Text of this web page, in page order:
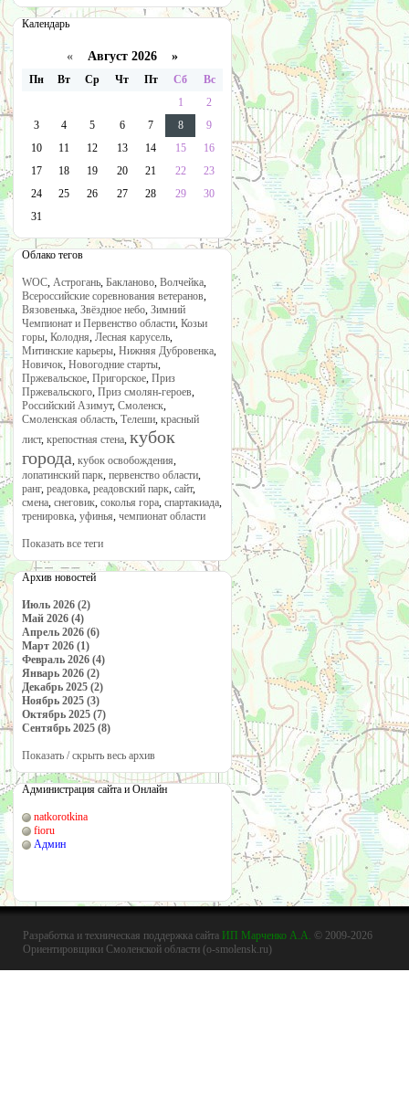
Календарь
« Август 2026 »
Пн Вт Ср Чт Пт Сб
Вс
1
2
3
4 5 6 7 8
9
10
11 12 13 14 15
16
17
18 19 20 21 22
23
24
25 26 27 28 29
30
31
Облако тегов
WOC, Астрогань, Бакланово, Волчейка,
Всероссийские соревнования ветеранов,
Вязовенька, Звёздное небо, Зимний
Чемпионат и Первенство области, Козьи
горы, Колодня, Лесная карусель,
Митинские карьеры, Нижняя Дубровенка,
Новичок, Новогодние старты,
Пржевальское, Пригорское, Приз
Пржевальского, Приз смолян-героев,
Российский Азимут, Смоленск,
Смоленская область, Телеши, красный
лист, крепостная стена, кубок
города, кубок освобождения,
лопатинский парк, первенство области,
ранг, реадовка, реадовский парк, сайт,
смена, снеговик, соколья гора, спартакиада,
тренировка, уфинья, чемпионат области
Показать все теги
Архив новостей
Июль 2026 (2)
Май 2026 (4)
Апрель 2026 (6)
Март 2026 (1)
Февраль 2026 (4)
Январь 2026 (2)
Декабрь 2025 (2)
Ноябрь 2025 (3)
Октябрь 2025 (7)
Сентябрь 2025 (8)
Показать / скрыть весь архив
Администрация сайта и Онлайн
natkorotkina
fioru
Админ
Разработка и техническая поддержка сайта ИП Марченко А.А. © 2009-2026
Ориентировщики Смоленской области (o-smolensk.ru)